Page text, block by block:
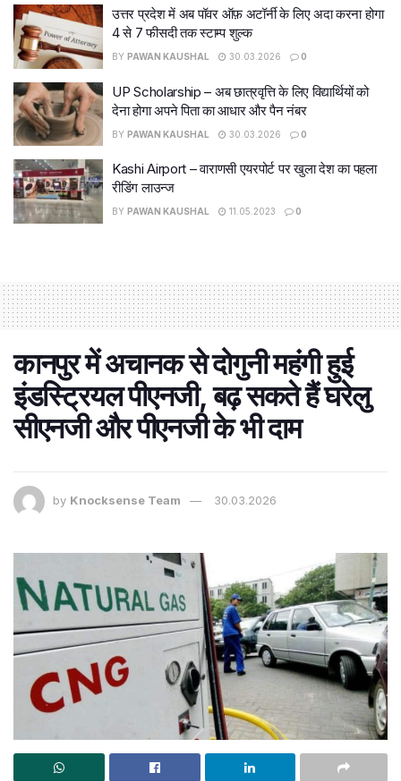
उत्तर प्रदेश में अब पॉवर ऑफ़ अटॉर्नी के लिए अदा करना होगा
4 से 7 फीसदी तक स्टाम्प शुल्क
BY PAWAN KAUSHAL 30.03.2026 0
UP Scholarship – अब छात्रवृत्ति के लिए विद्यार्थियों को
देना होगा अपने पिता का आधार और पैन नंबर
BY PAWAN KAUSHAL 30.03.2026 0
Kashi Airport – वाराणसी एयरपोर्ट पर खुला देश का पहला
रीडिंग लाउन्ज
BY PAWAN KAUSHAL 11.05.2023 0
कानपुर में अचानक से दोगुनी महंगी हुई
इंडस्ट्रियल पीएनजी, बढ़ सकते हैं घरेलु
सीएनजी और पीएनजी के भी दाम
by Knocksense Team 30.03.2026